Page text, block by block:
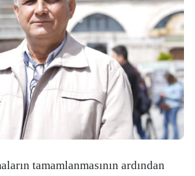
tamamlanmasının ardından